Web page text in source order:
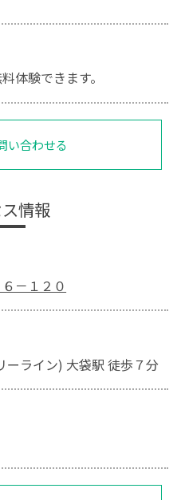
体験できます。
い合わせる
情報
－１２０
ーライン) 大袋駅 徒歩７分